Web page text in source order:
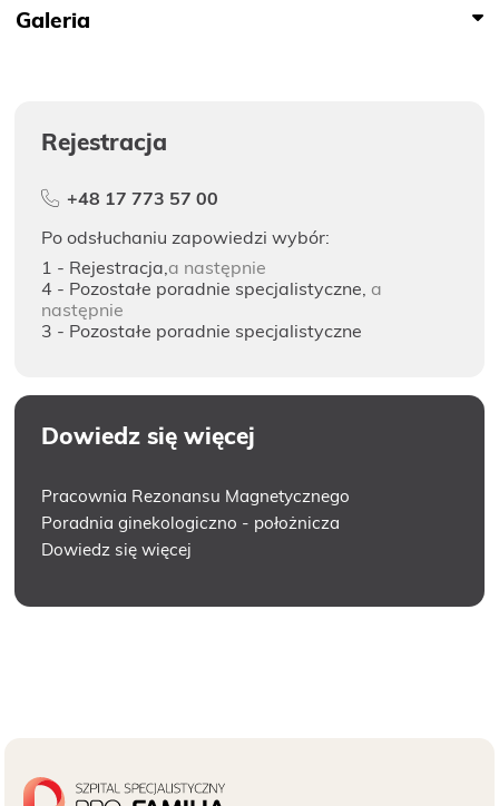
Bezpłatne badania laboratoryjne
przez cały okres trwania ciąży
bezpłatne badanie piersi
Badania prenatalne
wczesna diagnostyka
Galeria
Rejestracja
+48 17 773 57 00
Po odsłuchaniu zapowiedzi wybór:
1 - Rejestracja,a następnie
4 - Pozostałe poradnie specjalistyczne, a
następnie
3 - Pozostałe poradnie specjalistyczne
Dowiedz się więcej
Pracownia Rezonansu Magnetycznego
Poradnia ginekologiczno - położnicza
Dowiedz się więcej